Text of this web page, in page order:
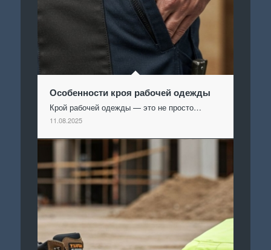
Особенности кроя рабочей одежды
Крой рабочей одежды — это не просто…
11.08.2025